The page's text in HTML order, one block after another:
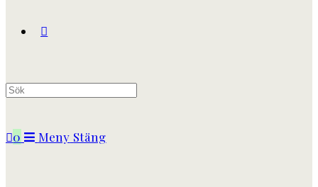
Slå
0 Meny Stäng